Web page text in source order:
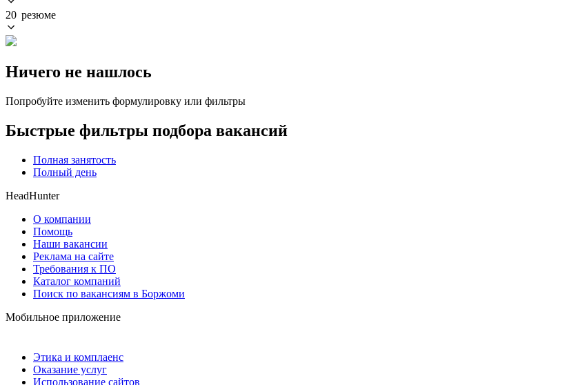
20 резюме
Ничего не нашлось
Попробуйте изменить формулировку или фильтры
Быстрые фильтры подбора вакансий
Полная занятость
Полный день
HeadHunter
О компании
Помощь
Наши вакансии
Реклама на сайте
Требования к ПО
Каталог компаний
Поиск по вакансиям в Боржоми
Мобильное приложение
Этика и комплаенс
Оказание услуг
Использование сайтов